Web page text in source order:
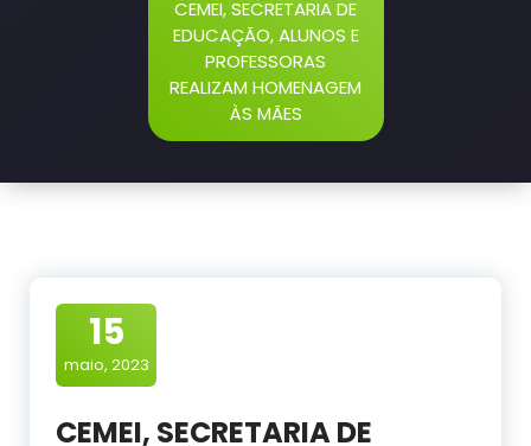
CEMEI, SECRETARIA DE
EDUCAÇÃO, ALUNOS E
PROFESSORAS
REALIZAM HOMENAGEM
ÀS MÃES
15
maio, 2023
CEMEI, SECRETARIA DE